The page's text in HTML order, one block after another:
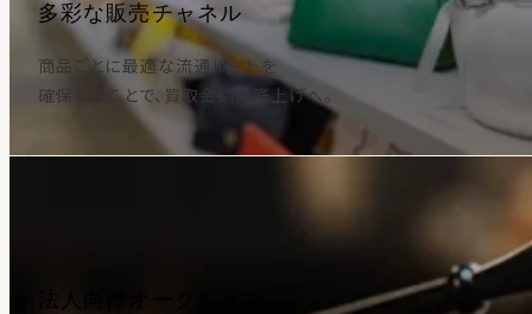
多彩な販売チャネル
商品ごとに最適な流通ルートを
確保することで、買取金額の底上げへ。
法人向けオークション